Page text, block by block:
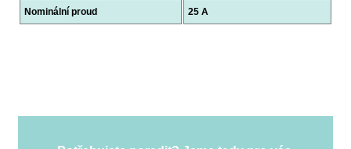
Nominální proud 25 A